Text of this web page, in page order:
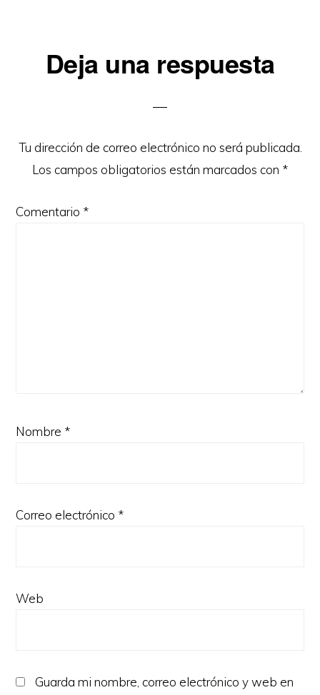
Interacciones
lectores
Deja una respuesta
Tu dirección de correo electrónico no será publicada.
Los campos obligatorios están marcados con *
Comentario *
Nombre *
Correo electrónico *
Web
Guarda mi nombre, correo electrónico y web en